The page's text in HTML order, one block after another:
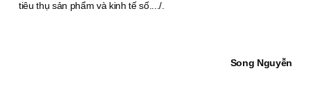
tiêu thụ sản phẩm và kinh tế số..../.
Song Nguyễn